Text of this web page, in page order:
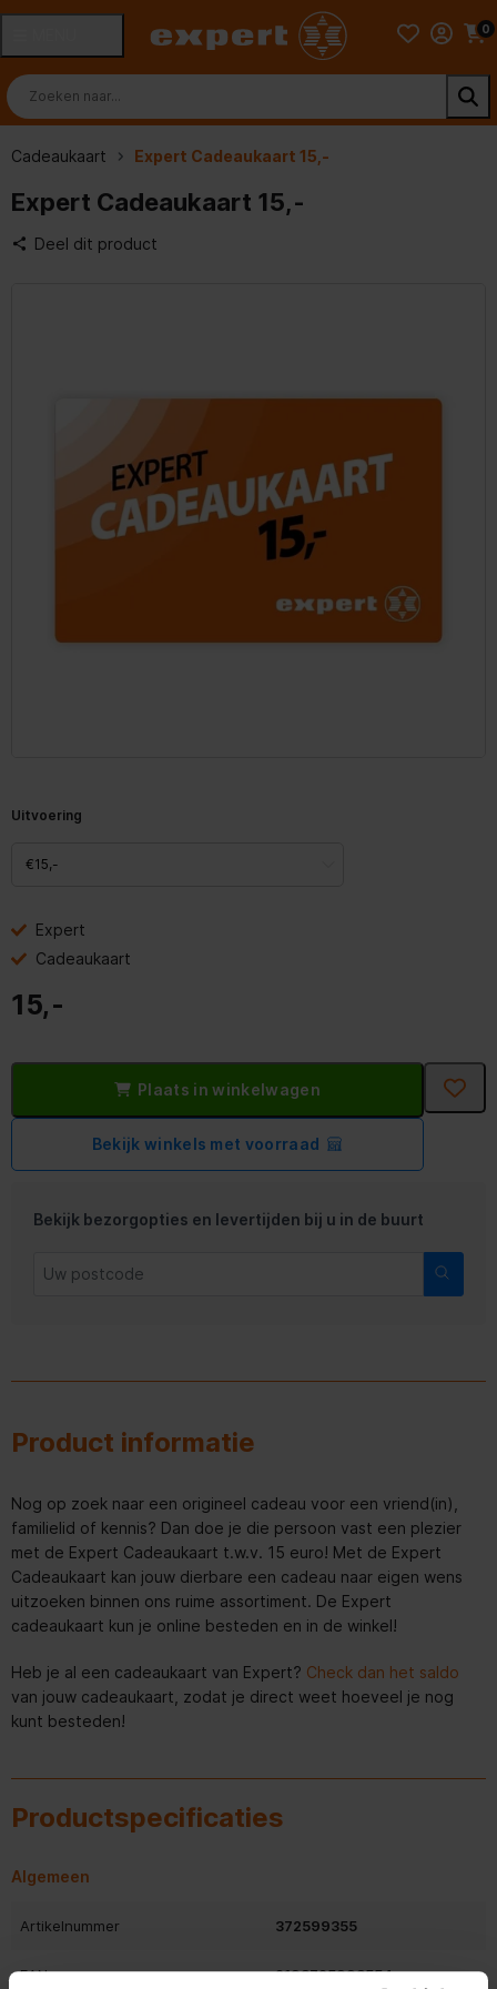
0
Cadeaukaart Expert Cadeaukaart 15,-
Expert Cadeaukaart 15,-
Deel dit product
Uitvoering
Expert
Cadeaukaart
15,-
Plaats in winkelwagen
Bekijk winkels met voorraad
Bekijk bezorgopties en levertijden bij u in de buurt
Product informatie
Nog op zoek naar een origineel cadeau voor een vriend(in),
familielid of kennis? Dan doe je die persoon vast een plezier
met de Expert Cadeaukaart t.w.v. 15 euro! Met de Expert
Cadeaukaart kan jouw dierbare een cadeau naar eigen wens
uitzoeken binnen ons ruime assortiment. De Expert
cadeaukaart kun je online besteden en in de winkel!
Heb je al een cadeaukaart van Expert? Check dan het saldo
van jouw cadeaukaart, zodat je direct weet hoeveel je nog
kunt besteden!
Productspecificaties
Algemeen
Artikelnummer 372599355
EAN 2193725993554